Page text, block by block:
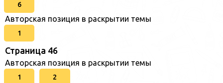
6
Авторская позиция в раскрытии темы
1
Страница 46
Авторская позиция в раскрытии темы
1 2